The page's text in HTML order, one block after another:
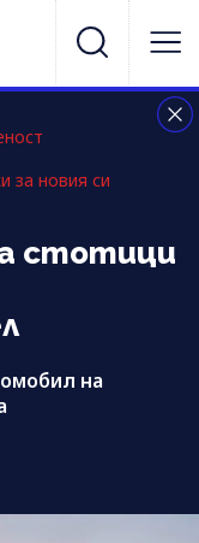
за новия си
стотици
на